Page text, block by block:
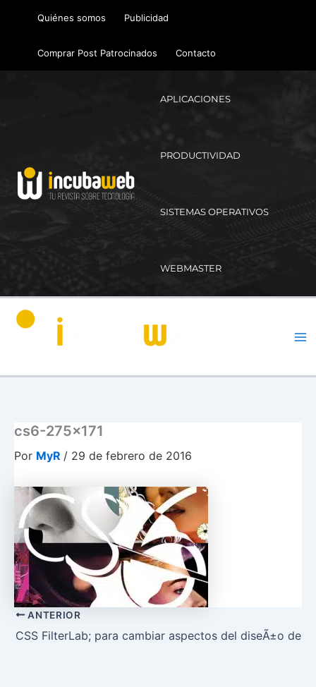
Quiénes somos Publicidad
Comprar Post Patrocinados Contacto
APLICACIONES
PRODUCTIVIDAD
SISTEMAS OPERATIVOS
WEBMASTER
cs6-275×171
Por MyR / 29 de febrero de 2016
ANTERIOR
CSS FilterLab; para cambiar aspectos del diseÃ±o